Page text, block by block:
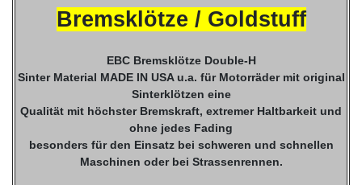
Bremsklötze / Goldstuff
EBC Bremsklötze Double-H
Sinter Material MADE IN USA u.a. für Motorräder mit original
Sinterklötzen eine
Qualität mit höchster Bremskraft, extremer Haltbarkeit und
ohne jedes Fading
besonders für den Einsatz bei schweren und schnellen
Maschinen oder bei Strassenrennen.